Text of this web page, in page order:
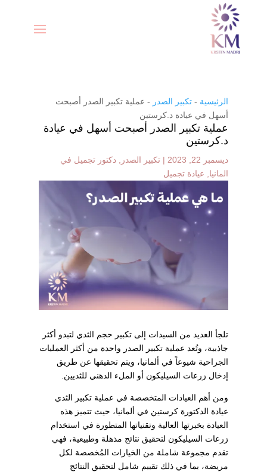
الرئيسية - تكبير الصدر - عملية تكبير الصدر أصبحت
أسهل في عيادة د.كرستين
عملية تكبير الصدر أصبحت أسهل في عيادة
د.كرستين
ديسمبر 22, 2023 | تكبير الصدر
دكتور تجميل في
المانيا
عيادة تجميل
تلجأ العديد من السيدات إلى تكبير حجم الثدي لتبدو أكثر
جاذبية، وتُعد عملية تكبير الصدر واحدة من أكثر العمليات
الجراحية شيوعاً في ألمانيا، ويتم تحقيقها عن طريق
إدخال زرعات السيليكون أو الملء الدهني للثديين.
ومن أهم العيادات المتخصصة في عملية تكبير الثدي
عيادة الدكتورة كرستين في ألمانيا، حيث تتميز هذه
العيادة بخبرتها العالية وتقنياتها المتطورة في استخدام
زرعات السيليكون لتحقيق نتائج مذهلة وطبيعية، فهي
تقدم مجموعة شاملة من الخيارات المُخصصة لكل
مريضة، بما في ذلك تقييم شامل لتحقيق النتائج